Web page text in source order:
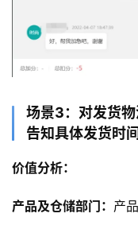
场景3：对发货
告知具体发货时间
价值分析：
产品及仓储部门： 产